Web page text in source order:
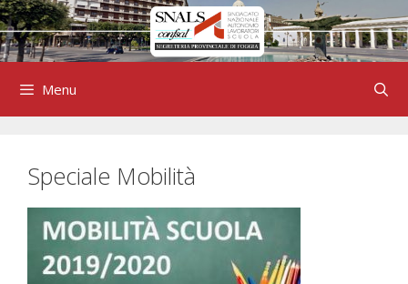
Vai
al
contenuto
Menu
Speciale Mobilità